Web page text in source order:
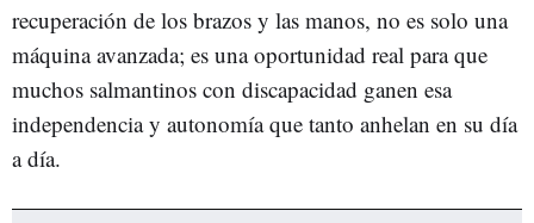
recuperación de los brazos y las manos, no es solo una
máquina avanzada; es una oportunidad real para que
muchos salmantinos con discapacidad ganen esa
independencia y autonomía que tanto anhelan en su día
a día.